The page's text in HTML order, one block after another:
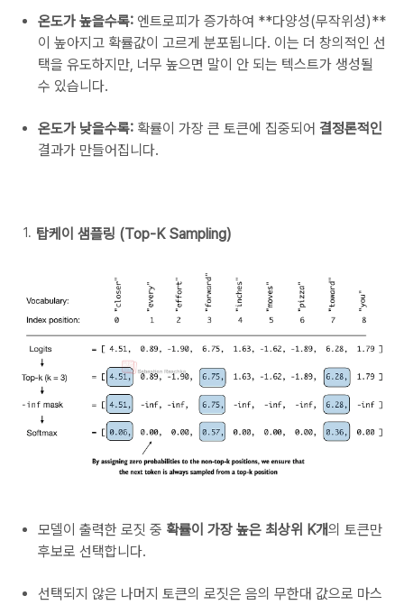
온도가 높을수록: 엔트로피가 증가하여 **다양성(무작위성)**
이 높아지고 확률값이 고르게 분포됩니다. 이는 더 창의적인 선
택을 유도하지만, 너무 높으면 말이 안 되는 텍스트가 생성될
수 있습니다.
온도가 낮을수록: 확률이 가장 큰 토큰에 집중되어 결정론적인
결과가 만들어집니다.
탑케이 샘플링 (Top-K Sampling)
모델이 출력한 로짓 중 확률이 가장 높은 최상위 K개의 토큰만
후보로 선택합니다.
선택되지 않은 나머지 토큰의 로짓은 음의 무한대 값으로 마스